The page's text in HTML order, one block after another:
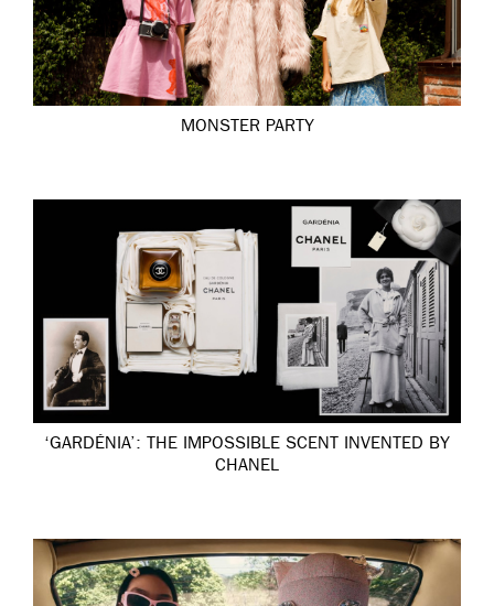
MONSTER PARTY
‘GARDÉNIA’: THE IMPOSSIBLE SCENT INVENTED BY
CHANEL